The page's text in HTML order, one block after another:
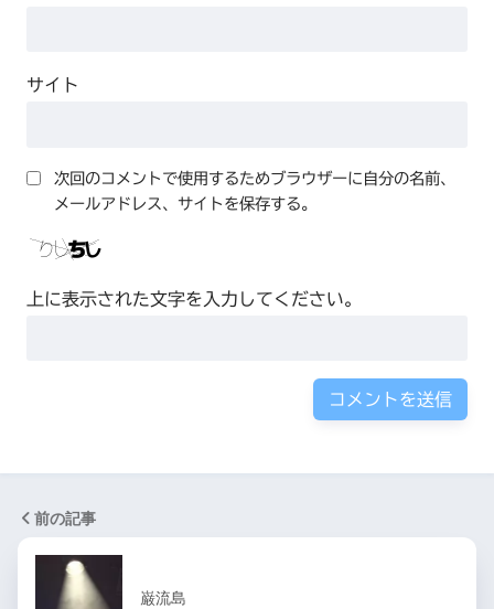
サイト
次回のコメントで使用するためブラウザーに自分の名前、
メールアドレス、サイトを保存する。
上に表示された文字を入力してください。
前の記事
巌流島